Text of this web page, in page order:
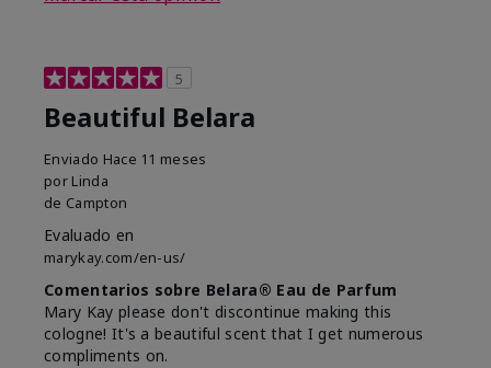
5
Beautiful Belara
Enviado Hace 11 meses
por Linda
de Campton
Evaluado en
marykay.com/en-us/
Comentarios sobre Belara® Eau de Parfum
Mary Kay please don't discontinue making this
cologne! It's a beautiful scent that I get numerous
compliments on.